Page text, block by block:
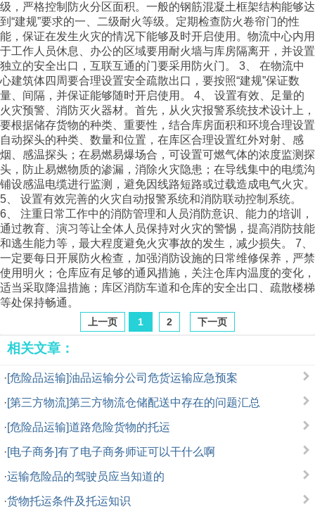
级，严格控制防火分区面积。一般的钢筋混凝土框架结构能够达
到“建规”要求的一、二级耐火等级。定期检查防火卷帘门的性
能，保证在发生火灾的情况下能够及时开启使用。物流中心内用
于工作人员休息、办公的区域要用耐火墙与库房隔离开，并设置
独立的安全出口，互联互通的门要采用防火门。 3、 在物流中
心建筑体四周要合理设置安全疏散出口，要按照“建规”保证数
量、间隔，并保证能够随时开启使用。 4、 设置有效、足量的
火灾预警、消防灭火器材。首先，从火灾报警系统技术设计上，
要根据储存货物的种类、重要性，结合库房面积和环境合理设置
自动探头的种类、数量和位置，在库区合理设置红外对射、感
烟、感温探头；在易燃易爆场合，可设置可燃气体的浓度监测探
头，防止易燃物质的渗漏，消除火灾隐患；在导线集中的电缆沟
铺设感温电缆进行监测，避免因线路短路或过载造成电气火灾。
5、 设置有效完善的火灾自动报警系统和消防联动控制系统。
6、 注重日常工作中的消防管理和人员消防意识、能力的培训，
通过教育、演习等让全体人员保持对火灾的警惕，提高消防技能
和逃生能力等，最大程度避免火灾事故的发生，减少损失。 7、
一定要每日开展防火检查，加强消防设施的日常维修保养，严禁
使用明火；仓库应有足够的通风措施，关注仓库内温度的变化，
适当采取降温措施；库区消防车道和仓库的安全出口、疏散楼梯
等处保持畅通。
上一页 1 2 下一页
相关文章：
·[危险品运输]油品运输分公司危货运输应急预案
·[第三方物流]第三方物流仓储配送中存在的问题汇总
·[危险品运输]道路危险货物的托运
·[电子商务]有了电子商务师证可以干什么啊
·运输危险品的驾驶员应当知道的
·货物托运条件及托运知识